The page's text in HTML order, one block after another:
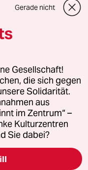
oder für Genehmigungen
Richtlinien
AGB
(Ads)
Gerade nicht
Gesellschaft!
die sich gegen
Solidarität.
aus
im Zentrum“ –
Kulturzentren
Sie dabei?